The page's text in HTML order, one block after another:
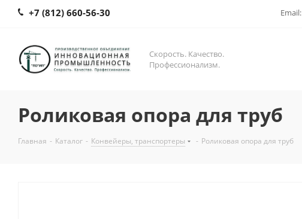
+7 (812) 660-56-30 Email:
Скорость. Качество.
Профессионализм.
Роликовая опора для труб
Главная - Каталог - Конвейеры, транспортеры - Роликовая опора для труб